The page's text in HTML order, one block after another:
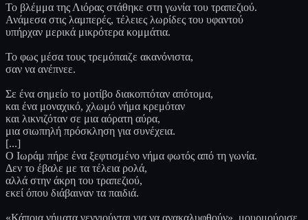
Το βλέμμα της Λιόρας στάθηκε στη γωνία του τραπεζιού.
Ανάμεσα στις λαμπερές, τέλειες λωρίδες του υφαντού
υπήρχαν μερικά μικρότερα κομμάτια.
Το φως μέσα τους τρεμόπαιζε ακανόνιστα,
σαν να ανέπνεε.
Σε ένα σημείο το μοτίβο διακοπτόταν απότομα,
και ένα μοναχικό, χλωμό νήμα κρεμόταν
και λικνιζόταν σε μια αόρατη αύρα,
μια σιωπηλή πρόσκληση για συνέχεια.
[...]
Ο Ιωράμ πήρε ένα ξεφτισμένο νήμα φωτός από τη γωνία.
Δεν το έβαλε με τα τέλεια ρολά,
αλλά στην άκρη του τραπεζιού,
εκεί όπου διάβαιναν τα παιδιά.
«Κάποια νήματα γεννιούνται για να ανακαλυφθούν», μουρμούρισε,